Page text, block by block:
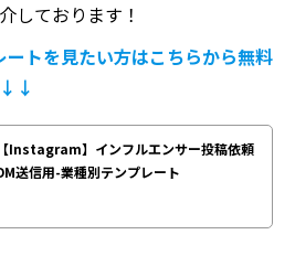
しております！
トを見たい方はこちらから無料
↓↓